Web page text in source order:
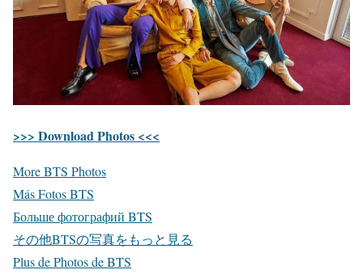
>>> Download Photos <<<
More BTS Photos
Más Fotos BTS
Больше фотографий BTS
その他BTSの写真をもっと見る
Plus de Photos de BTS